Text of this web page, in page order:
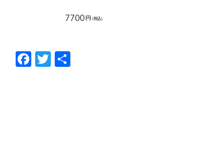
7700円 (税込)
F
ac
T
w